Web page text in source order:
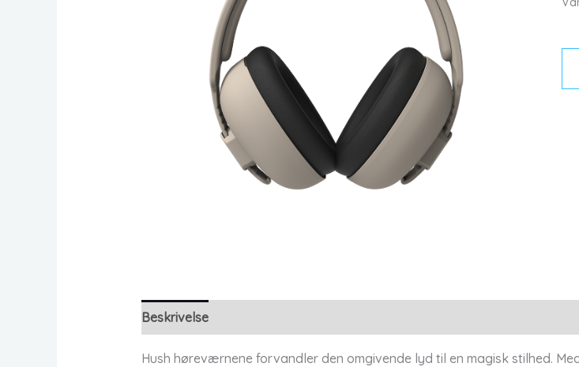
Beskrivelse
Hush høreværnene forvandler den omgivende lyd til en magisk stilhed.